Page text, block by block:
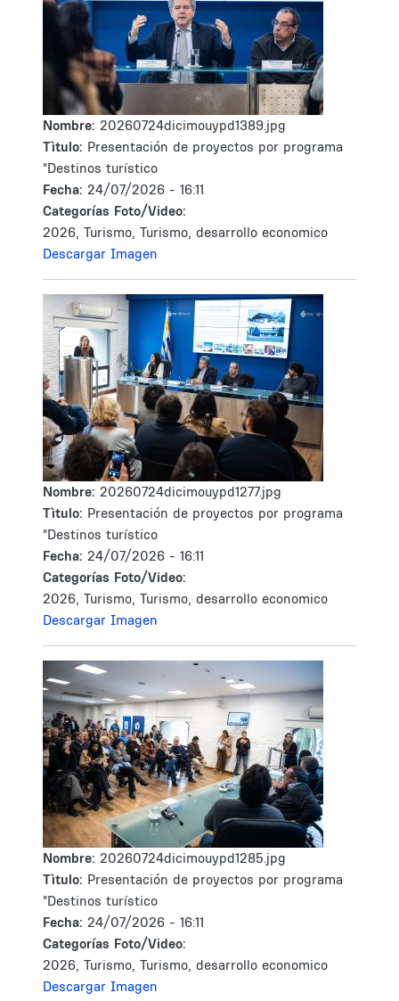
Nombre: 20260724dicimouypd1389.jpg
Tìtulo: Presentación de proyectos por programa
"Destinos turístico
Fecha: 24/07/2026 - 16:11
Categorías Foto/Video:
2026, Turismo, Turismo, desarrollo economico
Descargar Imagen
Nombre: 20260724dicimouypd1277.jpg
Tìtulo: Presentación de proyectos por programa
"Destinos turístico
Fecha: 24/07/2026 - 16:11
Categorías Foto/Video:
2026, Turismo, Turismo, desarrollo economico
Descargar Imagen
Nombre: 20260724dicimouypd1285.jpg
Tìtulo: Presentación de proyectos por programa
"Destinos turístico
Fecha: 24/07/2026 - 16:11
Categorías Foto/Video:
2026, Turismo, Turismo, desarrollo economico
Descargar Imagen